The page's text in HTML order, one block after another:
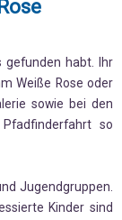
gefunden habt. Ihr
Weiße Rose oder
sowie bei den
so
Jugendgruppen.
Kinder sind